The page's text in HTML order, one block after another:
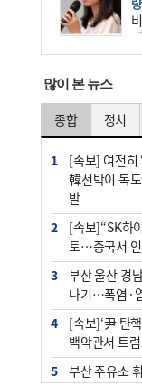
많이 본 뉴스
종합 정치
1
[속보] 여전히
韓선박이 독
발
2
[속보]“SK하
토…중국서
3
부산 울산 경
나기…폭염·
4
[속보]‘尹 탄
백악관서 트
5
부산 주유소